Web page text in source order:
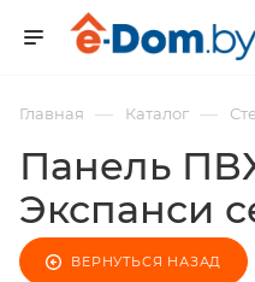
Главная — Каталог —
Панель
Экспанси
ВЕРНУТЬСЯ НАЗАД